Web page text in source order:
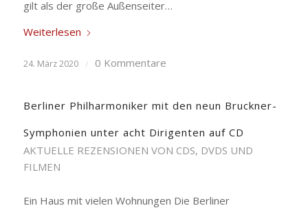
gilt als der große Außenseiter…
Weiterlesen
24. März 2020 / 0 Kommentare
Berliner Philharmoniker mit den neun Bruckner-
Symphonien unter acht Dirigenten auf CD
AKTUELLE REZENSIONEN VON CDS, DVDS UND
FILMEN
Ein Haus mit vielen Wohnungen Die Berliner